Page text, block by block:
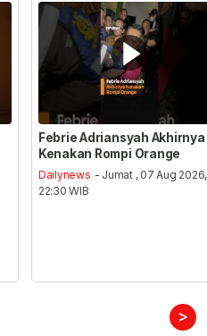
Febrie Adriansyah Akhirnya
Kenakan Rompi Orange
Dailynews - Jumat , 07 Aug 2026,
22:30 WIB
>